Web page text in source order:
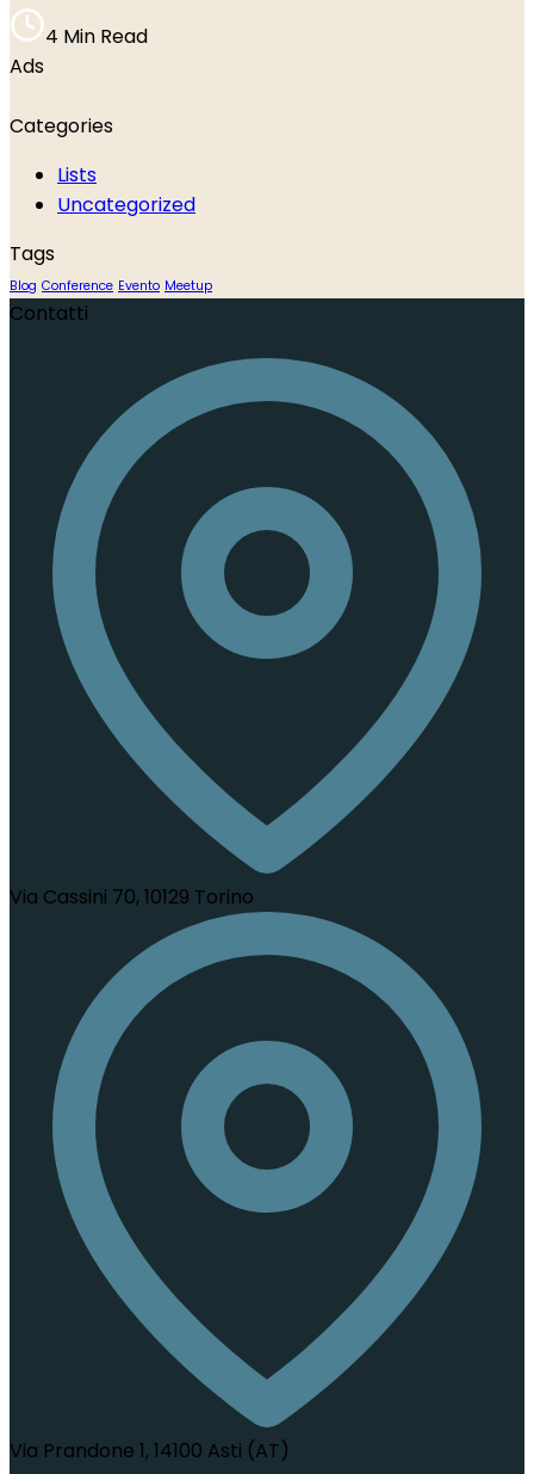
4 Min Read
Ads
Categories
Lists
Uncategorized
Tags
Blog Conference Evento Meetup
Contatti
Via Cassini 70, 10129 Torino
Via Prandone 1, 14100 Asti (AT)